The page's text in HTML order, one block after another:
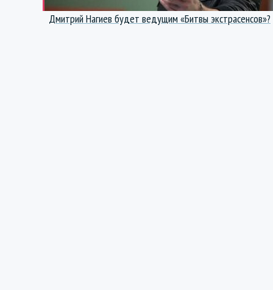
Дмитрий Нагиев будет ведущим «Битвы экстрасенсов»?